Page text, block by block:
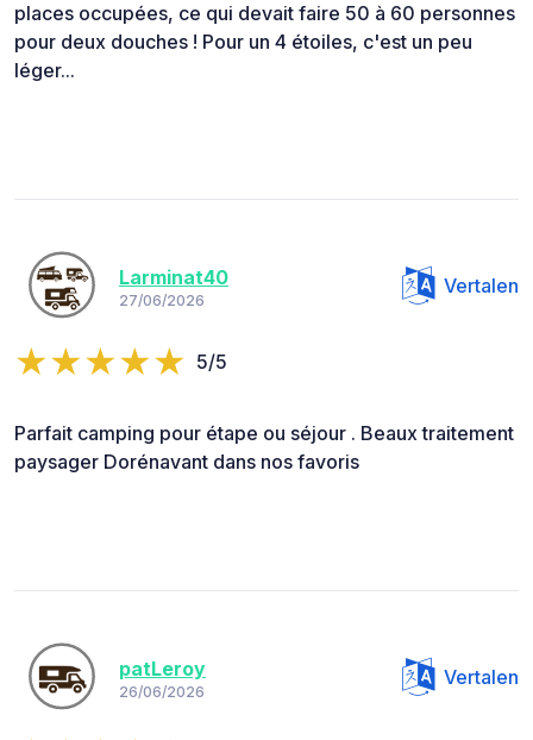
places occupées, ce qui devait faire 50 à 60 personnes
pour deux douches ! Pour un 4 étoiles, c'est un peu
léger...
Larminat40
27/06/2026
Vertalen
5/5
Parfait camping pour étape ou séjour . Beaux traitement
paysager Dorénavant dans nos favoris
patLeroy
26/06/2026
Vertalen